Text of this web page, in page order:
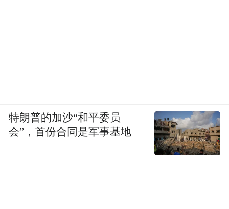
特朗普的加沙“和平委员
会”，首份合同是军事基地